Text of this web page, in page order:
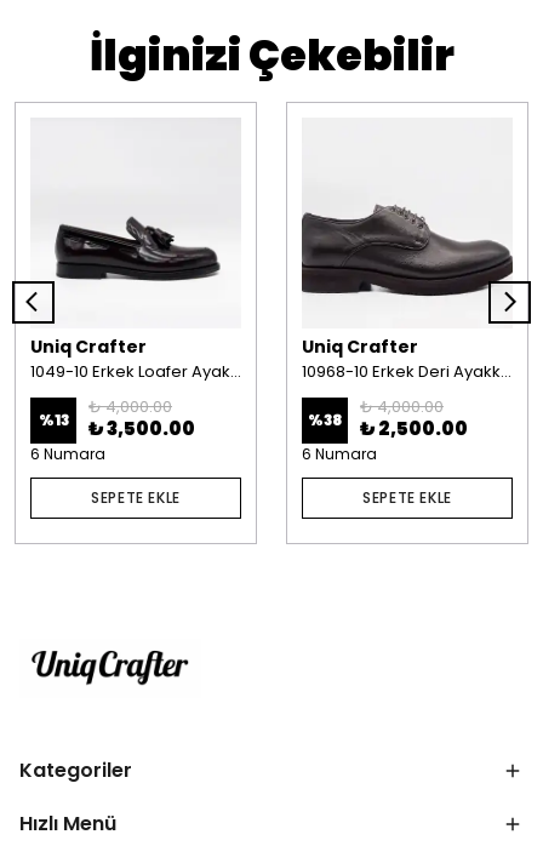
İlginizi Çekebilir
Uniq Crafter
1049-10 Erkek Loafer Ayakkabı Açma Deri Kösele Taban Bordo
%13
₺ 4,000.00
₺ 3,500.00
6 Numara
SEPETE EKLE
Uniq Crafter
10968-10 Erkek Deri Ayakkabı Casual Kahverengi
%38
₺ 4,000.00
₺ 2,500.00
6 Numara
SEPETE EKLE
Kategoriler
Hızlı Menü